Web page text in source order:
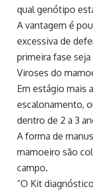
qual genótipo
A vantagem é
excessiva de
primeira fase
Viroses do
Em estágio mais
escalonamento,
dentro de 2 a 3
A forma de
mamoeiro são
campo.
“O Kit